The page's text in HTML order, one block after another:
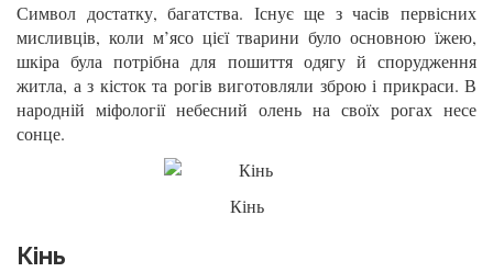
Символ достатку, багатства. Існує ще з часів первісних
мисливців, коли м’ясо цієї тварини було основною їжею,
шкіра була потрібна для пошиття одягу й спорудження
житла, а з кісток та рогів виготовляли зброю і прикраси. В
народній міфології небесний олень на своїх рогах несе
сонце.
Кінь
Кінь